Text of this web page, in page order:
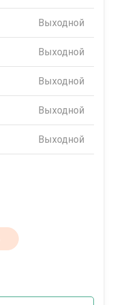
Выходной
Выходной
Выходной
Выходной
Выходной